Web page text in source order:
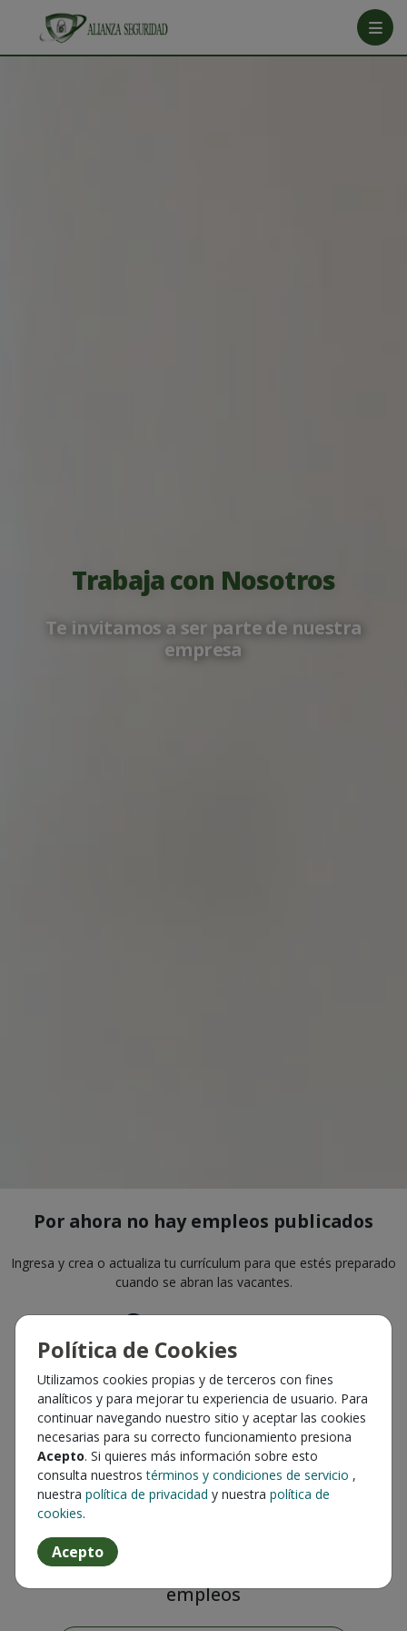
Trabaja con Nosotros
Te invitamos a ser parte de nuestra
empresa
Por ahora no hay empleos publicados
Ingresa y crea o actualiza tu currículum para que estés preparado
cuando se abran las vacantes.
Te avisamos cuando se publiquen nuevos
empleos
Política de Cookies
Utilizamos cookies propias y de terceros con fines
analíticos y para mejorar tu experiencia de usuario. Para
continuar navegando nuestro sitio y aceptar las cookies
necesarias para su correcto funcionamiento presiona
Acepto. Si quieres más información sobre esto
consulta nuestrostérminos y condiciones de servicio ,
nuestra política de privacidad y nuestra política de
cookies.
Acepto